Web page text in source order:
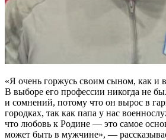
«Я очень горжусь своим сыном, как и
В выборе его профессии никогда не
и сомнений, потому что он вырос в
городках, так как папа у нас
что любовь к Родине — это самое
может быть в мужчине», —